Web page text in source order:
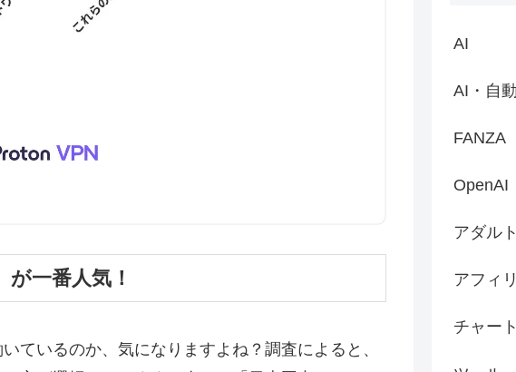
一番人気！
ているのか、気になりますよね？調査によると、
AI
AI・自
FANZA
OpenAI
アダルト
アフィ
チャー